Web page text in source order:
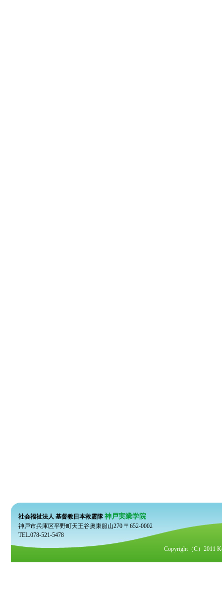
社会福祉法人 基督教日本救霊隊神戸実業学院
神戸市兵庫区平野町天王谷奥東服山270 〒652-0002
TEL.078-521-5478
Copyright（C）2011